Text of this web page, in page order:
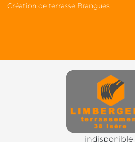
Création de terrasse Brangues
indisponible